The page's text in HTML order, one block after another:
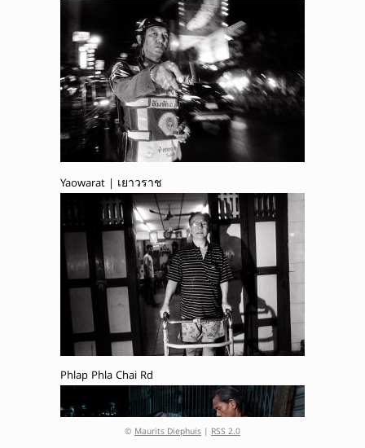
Yaowarat | เยาวราช
Phlap Phla Chai Rd
© Maurits Diephuis | RSS 2.0